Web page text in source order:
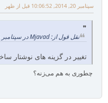
سپتامبر 20, 2014, 10:06:52 قبل از ظهر
نقل قول از: Mjavad در سپتامبر 19, 2014, 11:44:13 بعد از ظهر
تغییر در گزینه های نوشتار
چطوری به هم می‌زنه؟